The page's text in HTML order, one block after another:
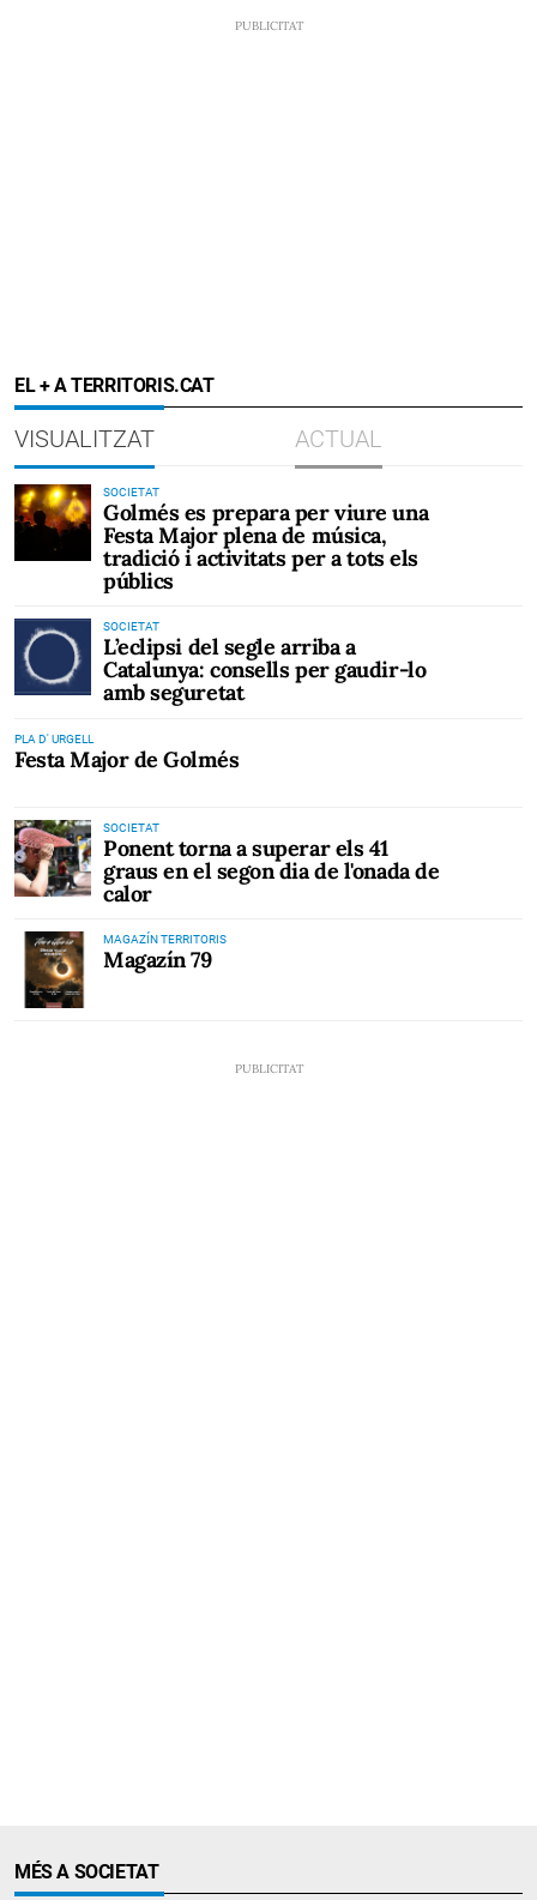
EL + A TERRITORIS.CAT
VISUALITZAT ACTUAL
SOCIETAT
Golmés es prepara per viure una
Festa Major plena de música,
tradició i activitats per a tots els
públics
SOCIETAT
L’eclipsi del segle arriba a
Catalunya: consells per gaudir-lo
amb seguretat
PLA D' URGELL
Festa Major de Golmés
SOCIETAT
Ponent torna a superar els 41
graus en el segon dia de l'onada de
calor
MAGAZÍN TERRITORIS
Magazín 79
MÉS A SOCIETAT